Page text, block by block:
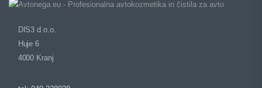
DIS3 d.o.o.
Huje 6
4000 Kranj